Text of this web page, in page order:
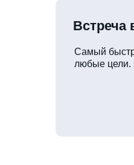
Самый
любые цели.
Встреча